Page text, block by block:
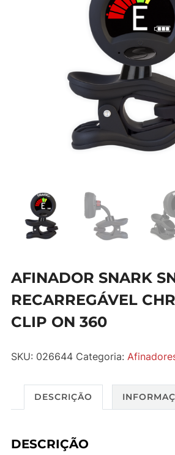
AFINADOR SNARK
RECARREGÁVEL
CLIP ON 360
SKU: 026644 Categoria:
DESCRIÇÃO
DESCRIÇÃO